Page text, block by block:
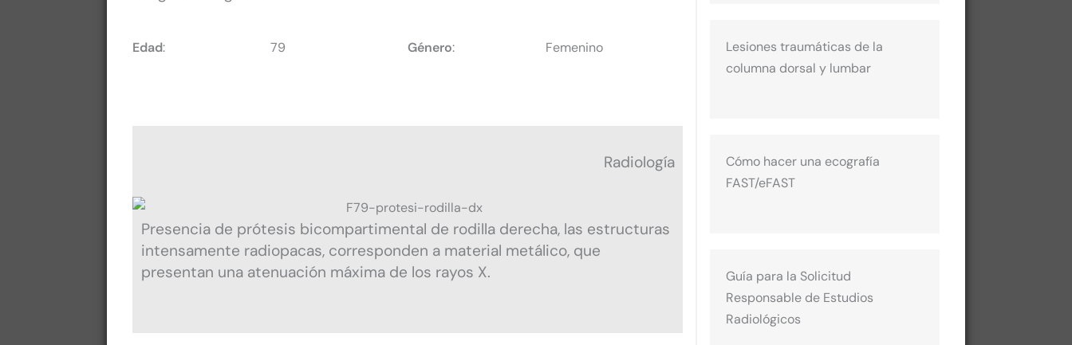
Edad: 79​ Género: Femenino​
Radiología​
Presencia de prótesis bicompartimental de rodilla derecha, las estructuras
intensamente radiopacas, corresponden a material metálico, que
presentan una atenuación máxima de los rayos X.​
Lesiones traumáticas de la
columna dorsal y lumbar
Cómo hacer una ecografía
FAST/eFAST
Guía para la Solicitud
Responsable de Estudios
Radiológicos